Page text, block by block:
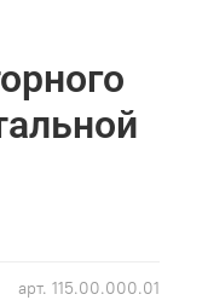
арт. 115.00.000.01